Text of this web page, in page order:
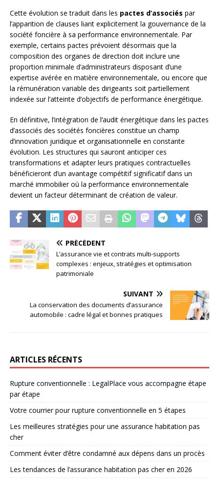
Cette évolution se traduit dans les pactes d’associés par
l’apparition de clauses liant explicitement la gouvernance de la
société foncière à sa performance environnementale. Par
exemple, certains pactes prévoient désormais que la
composition des organes de direction doit inclure une
proportion minimale d’administrateurs disposant d’une
expertise avérée en matière environnementale, ou encore que
la rémunération variable des dirigeants soit partiellement
indexée sur l’atteinte d’objectifs de performance énergétique.
En définitive, l’intégration de l’audit énergétique dans les pactes
d’associés des sociétés foncières constitue un champ
d’innovation juridique et organisationnelle en constante
évolution. Les structures qui sauront anticiper ces
transformations et adapter leurs pratiques contractuelles
bénéficieront d’un avantage compétitif significatif dans un
marché immobilier où la performance environnementale
devient un facteur déterminant de création de valeur.
PRÉCÉDENT
L’assurance vie et contrats multi-supports
complexes : enjeux, stratégies et optimisation
patrimoniale
SUIVANT
La conservation des documents d’assurance
automobile : cadre légal et bonnes pratiques
ARTICLES RÉCENTS
Rupture conventionnelle : LegalPlace vous accompagne étape
par étape
Votre courrier pour rupture conventionnelle en 5 étapes
Les meilleures stratégies pour une assurance habitation pas
cher
Comment éviter d’être condamné aux dépens dans un procès
Les tendances de l’assurance habitation pas cher en 2026